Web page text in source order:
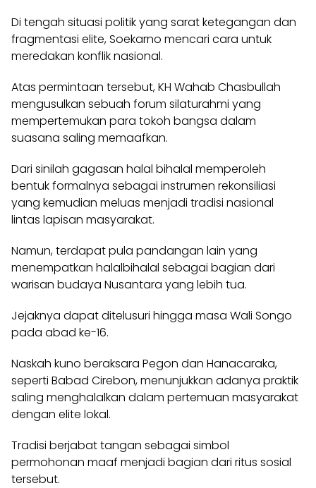
Di tengah situasi politik yang sarat ketegangan dan
fragmentasi elite, Soekarno mencari cara untuk
meredakan konflik nasional.
Atas permintaan tersebut, KH Wahab Chasbullah
mengusulkan sebuah forum silaturahmi yang
mempertemukan para tokoh bangsa dalam
suasana saling memaafkan.
Dari sinilah gagasan halal bihalal memperoleh
bentuk formalnya sebagai instrumen rekonsiliasi
yang kemudian meluas menjadi tradisi nasional
lintas lapisan masyarakat.
Namun, terdapat pula pandangan lain yang
menempatkan halalbihalal sebagai bagian dari
warisan budaya Nusantara yang lebih tua.
Jejaknya dapat ditelusuri hingga masa Wali Songo
pada abad ke-16.
Naskah kuno beraksara Pegon dan Hanacaraka,
seperti Babad Cirebon, menunjukkan adanya praktik
saling menghalalkan dalam pertemuan masyarakat
dengan elite lokal.
Tradisi berjabat tangan sebagai simbol
permohonan maaf menjadi bagian dari ritus sosial
tersebut.